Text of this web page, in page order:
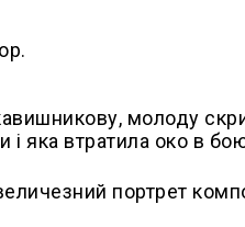
молоду
і яка втратила око в
портрет